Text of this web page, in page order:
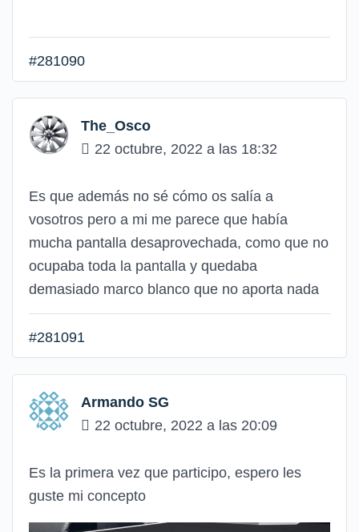
#281090
The_Osco
22 octubre, 2022 a las 18:32
Es que además no sé cómo os salía a
vosotros pero a mi me parece que había
mucha pantalla desaprovechada, como que no
ocupaba toda la pantalla y quedaba
demasiado marco blanco que no aporta nada
#281091
Armando SG
22 octubre, 2022 a las 20:09
Es la primera vez que participo, espero les
guste mi concepto